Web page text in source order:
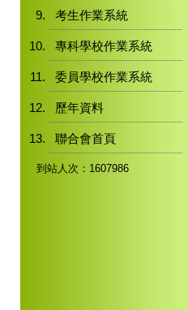
考生作業系統
專科學校作業系統
委員學校作業系統
歷年資料
聯合會首頁
到站人次：1607986